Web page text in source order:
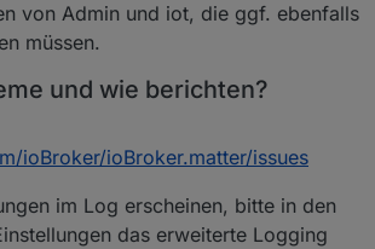
von Admin und iot, die ggf. ebenfalls
müssen.
und wie berichten?
ioBroker/ioBroker.matter/issues
im Log erscheinen, bitte in den
das erweiterte Logging